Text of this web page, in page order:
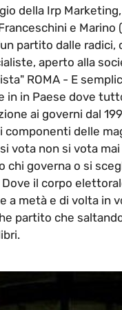
della Irp
e Marino
partito dalle
aperto alla
ROMA - E
in in Paese dove
ai governi dal
componenti delle
vota non si vota
chi governa o si
il corpo
a metà e di volta in
partito che